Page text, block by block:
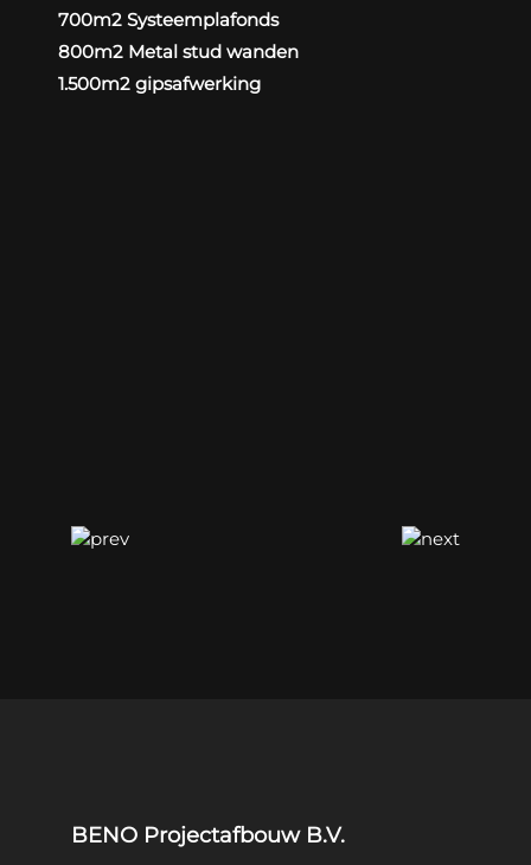
700m2 Systeemplafonds
800m2 Metal stud wanden
1.500m2 gipsafwerking
BENO Projectafbouw B.V.